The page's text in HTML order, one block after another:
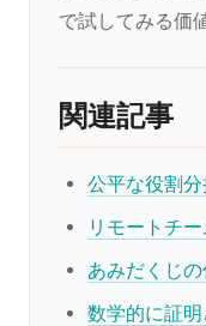
で試してみる価
関連記事
公平な役割
リモートチ
あみだくじ
数学的に証